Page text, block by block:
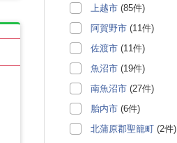
上越市 (85件)
阿賀野市 (11件)
佐渡市 (11件)
魚沼市 (19件)
南魚沼市 (27件)
胎内市 (6件)
北蒲原郡聖籠町 (2件)